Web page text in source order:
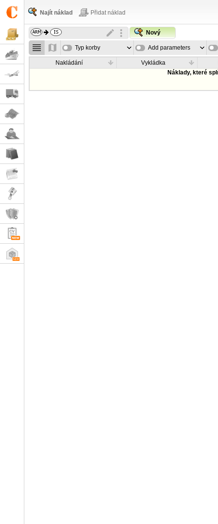
Najít náklad Přidat náklad
Nový
Typ korby Add parameters
Nakládání Vykládka
Náklady, které